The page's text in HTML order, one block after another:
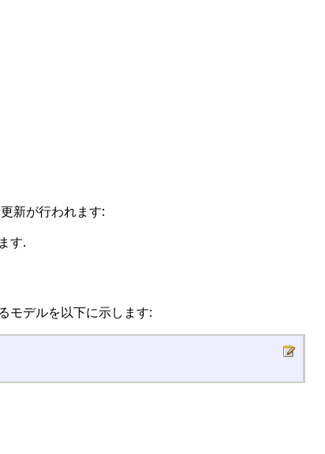
新が行われます:
す.
モデルを以下に示します: